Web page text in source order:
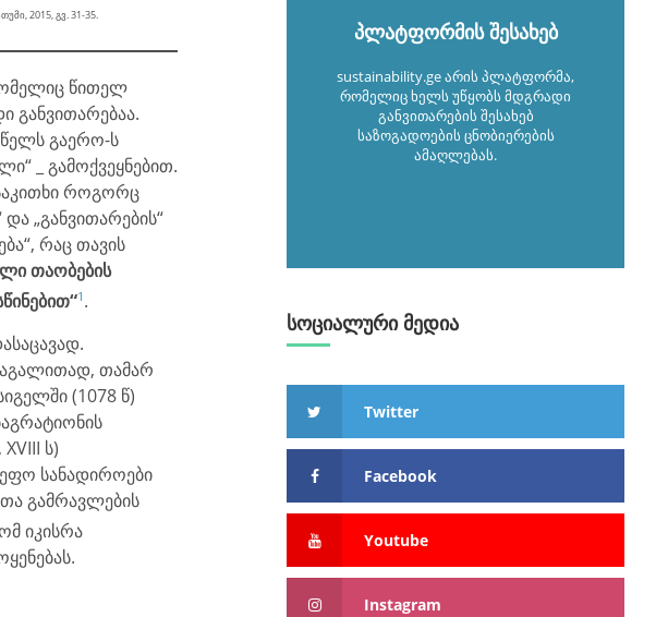
2015, გვ. 31-35.
წითელ
განვითარებაა.
გაერო-ს
_ გამოქვეყნებით.
როგორც
„განვითარების“
რაც თავის
თაობების
1 .
თამარ
(1078 წ)
ს)
სანადიროები
გამრავლების
იკისრა
პლატფორმის შესახებ
sustainability.ge არის პლატფორმა,
რომელიც ხელს უწყობს მდგრადი
განვითარების შესახებ
საზოგადოების ცნობიერების
ამაღლებას.
სოციალური მედია
Twitter
Facebook
Youtube
Instagram